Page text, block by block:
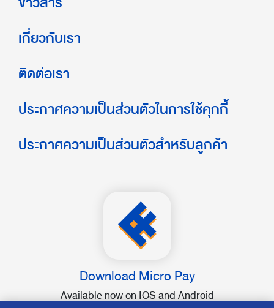
Download Micro Pay
Available now on IOS and Android
เกี่ยวกับเรา
ติดต่อเรา
ประกาศความเป็นส่วนตัวในการใช้คุกกี้
ประกาศความเป็นส่วนตัวสำหรับลูกค้า